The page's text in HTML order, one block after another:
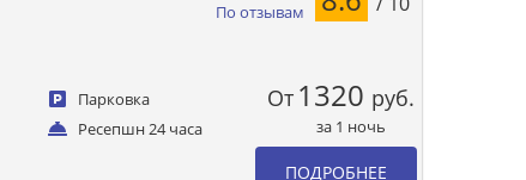
Парковка
Ресепшн 24 часа
По отзывам
От 1320 руб.
за 1 ночь
ПОДРОБНЕЕ